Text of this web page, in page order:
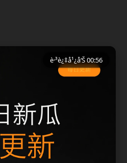
è·³è¿‡å¹¿å‘Š 00:56